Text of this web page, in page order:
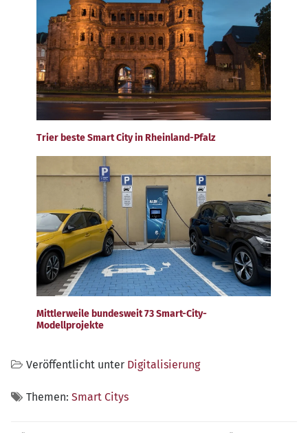
Trier beste Smart City in Rheinland-Pfalz
Mittlerweile bundesweit 73 Smart-City-
Modellprojekte
Veröffentlicht unter Digitalisierung
Themen: Smart Citys